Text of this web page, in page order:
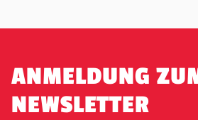
ANMELDUNG
NEWSLETTER